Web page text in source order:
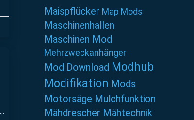
Maispflücker Map Mods
Maschinenhallen
Maschinen Mod
Mehrzweckanhänger
Mod Download Modhub
Modifikation Mods
Motorsäge Mulchfunktion
Mähdrescher Mähtechnik